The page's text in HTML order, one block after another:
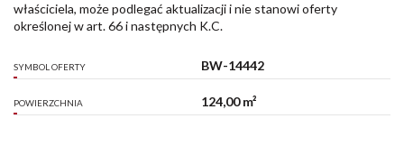
właściciela, może podlegać aktualizacji i nie stanowi oferty
określonej w art. 66 i następnych K.C.
SYMBOL OFERTY BW-14442
POWIERZCHNIA 124,00 m²